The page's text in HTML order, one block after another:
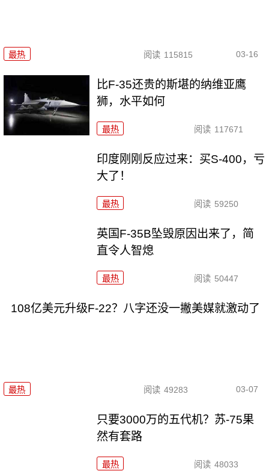
最热 阅读 115815 03-16
比F-35还贵的斯堪的纳维亚鹰
狮，水平如何
最热 阅读 117671
印度刚刚反应过来：买S-400，亏
大了！
最热 阅读 59250
英国F-35B坠毁原因出来了，简
直令人智熄
最热 阅读 50447
108亿美元升级F-22？八字还没一撇美媒就激动了
最热 阅读 49283 03-07
只要3000万的五代机？苏-75果
然有套路
最热 阅读 48033